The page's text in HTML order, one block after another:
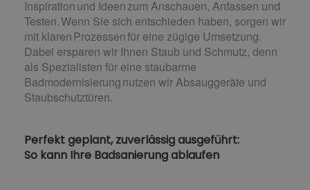
Inspiration und Ideen zum Anschauen, Anfassen und
Testen. Wenn Sie sich entschieden haben, sorgen wir
mit klaren Prozessen für eine zügige Umsetzung.
Dabei ersparen wir Ihnen Staub und Schmutz, denn
als Spezialisten für eine staubarme
Badmodernisierung nutzen wir Absauggeräte und
Staubschutztüren.
Perfekt geplant, zuverlässig ausgeführt:
So kann Ihre Badsanierung ablaufen